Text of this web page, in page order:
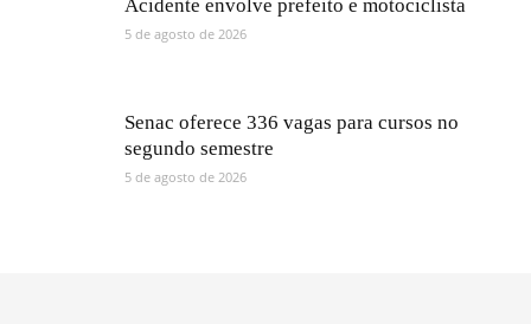
Acidente envolve prefeito e motociclista
5 de agosto de 2026
Senac oferece 336 vagas para cursos no
segundo semestre
5 de agosto de 2026